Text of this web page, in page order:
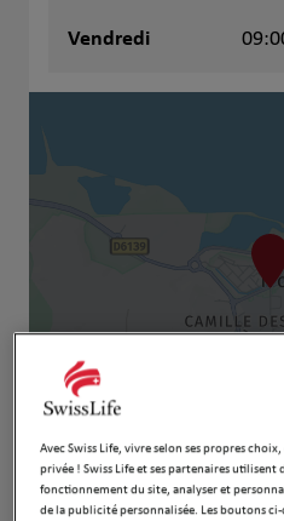
Vendredi
Naviguer
Avec Swiss Life, vivre selon ses propres
privée ! Swiss Life et ses partenaires utilisent
fonctionnement du site, analyser et
de la publicité personnalisée. Les boutons